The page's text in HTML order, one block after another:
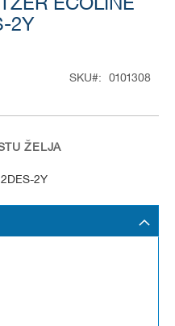
ECOLINE
2Y
SKU 0101308
ŽELJA
2Y